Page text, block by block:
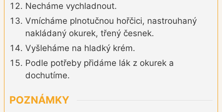
Necháme vychladnout.
Vmícháme plnotučnou hořčici, nastrouhaný
nakládaný okurek, třený česnek.
Vyšleháme na hladký krém.
Podle potřeby přidáme lák z okurek a
dochutíme.
POZNÁMKY